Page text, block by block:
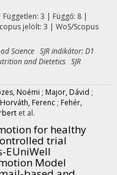
Független: 3 | Függő: 8 |
jelölt: 3 | WoS/Scopus
Science SJR indikátor: D1
and Dietetics SJR
Noémi ; Major, Dávid ;
Horváth, Ferenc ; Fehér,
et al.
for healthy
trial
EUniWell
Model